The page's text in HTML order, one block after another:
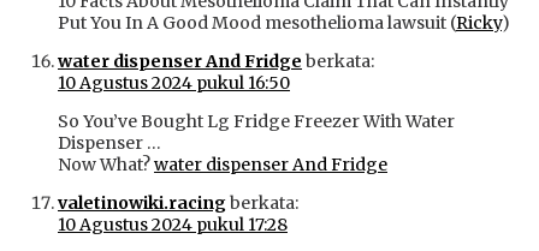
Put You In A Good Mood mesothelioma lawsuit (Ricky)
water dispenser And Fridge berkata:
10 Agustus 2024 pukul 16:50
So You’ve Bought Lg Fridge Freezer With Water
Dispenser …
Now What?water dispenser And Fridge
valetinowiki.racingberkata:
10 Agustus 2024 pukul 17:28